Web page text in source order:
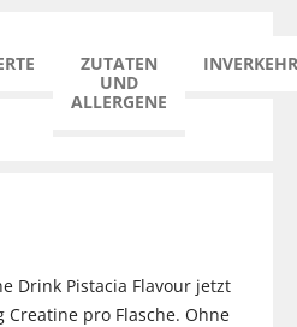
ZUTATEN
UND
ALLERGENE
Drink Pistacia Flavour jetzt
Creatine pro Flasche. Ohne